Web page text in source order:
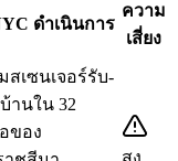
ดำเนินการ
ความ
เสี่ยง
สเซนเจอร์รับ-
านใน 32
ของ